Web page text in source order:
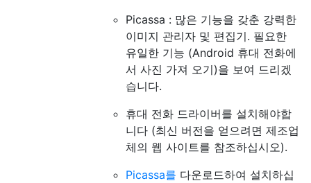
Picassa : 많은 기능을 갖춘 강력한
이미지 관리자 및 편집기. 필요한
유일한 기능 (Android 휴대 전화에
서 사진 가져 오기)을 보여 드리겠
습니다.
휴대 전화 드라이버를 설치해야합
니다 (최신 버전을 얻으려면 제조업
체의 웹 사이트를 참조하십시오).
Picassa를 다운로드하여 설치하십